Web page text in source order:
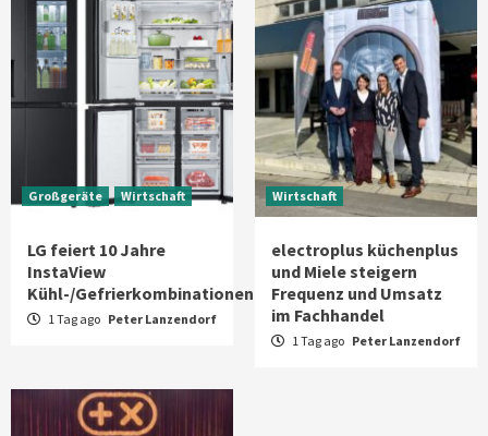
Großgeräte Wirtschaft
LG feiert 10 Jahre
InstaView
Kühl-/Gefrierkombinationen
1 Tag ago Peter Lanzendorf
Wirtschaft
electroplus küchenplus
und Miele steigern
Frequenz und Umsatz
im Fachhandel
1 Tag ago Peter Lanzendorf